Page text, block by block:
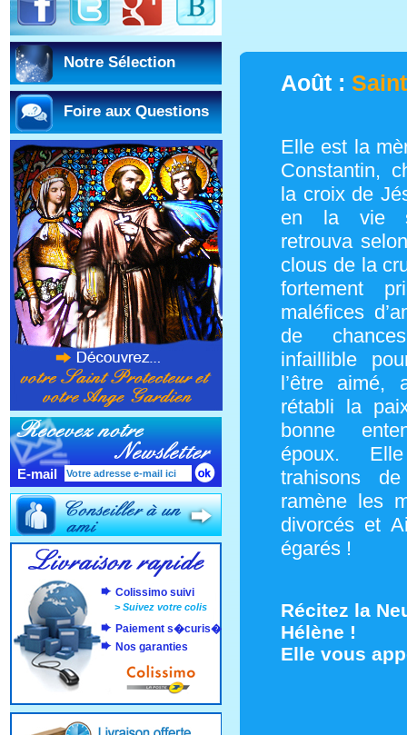
Notre Sélection
Foire aux Questions
E-mail
Colissimo suivi
>Suivez votre colis
Paiement s�curis�
Nos garanties
Août :
Elle est la
Constantin,
la croix de
en la vie
retrouva
clous de la
fortement
maléfices
de
infaillible
l’être aimé,
rétabli la
bonne
époux.
trahisons
ramène les
divorcés et
égarés !
Récitez la
Hélène !
Elle vous